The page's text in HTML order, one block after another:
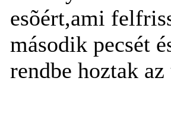
esõért,ami
második pecsét
rendbe hoztak